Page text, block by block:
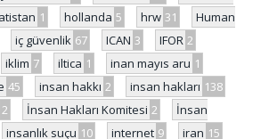
1 hollanda 5 hrw 31
Human
iç güvenlik 67 ICAN 3 IFOR 2
iklim 7 iltica 1 inan mayıs aru 1
45 insan hakkı 2 insan hakları 138
2 İnsan Hakları Komitesi 2
İnsan
insanlık suçu 10 internet 9 iran 15